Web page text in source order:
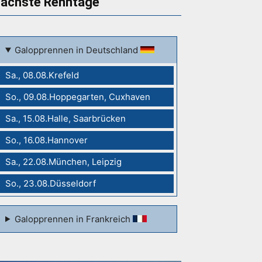
Galopprennen in Deutschland
Sa., 08.08.Krefeld
So., 09.08.Hoppegarten, Cuxhaven
Sa., 15.08.Halle, Saarbrücken
So., 16.08.Hannover
Sa., 22.08.München, Leipzig
So., 23.08.Düsseldorf
Galopprennen in Frankreich